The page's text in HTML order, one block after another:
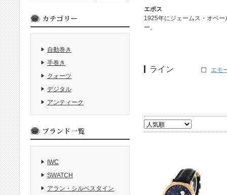
エポス
1925年にジェームス・オベ
ー。
ライン エモ
自動巻き
手巻き
クォーツ
デジタル
アンティーク
IWC
SWATCH
アラン・シルベスタイン